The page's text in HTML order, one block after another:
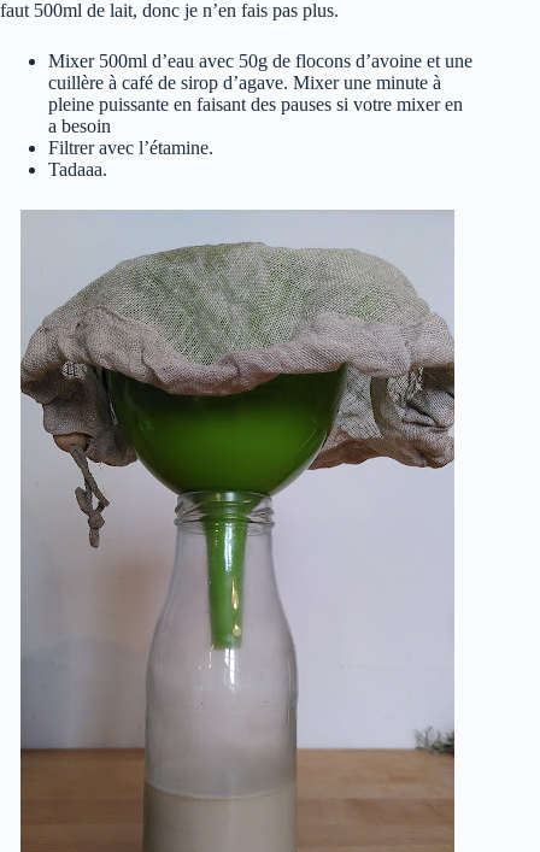
faut 500ml de lait, donc je n’en fais pas plus.
Mixer 500ml d’eau avec 50g de flocons d’avoine et une
cuillère à café de sirop d’agave. Mixer une minute à
pleine puissante en faisant des pauses si votre mixer en
a besoin
Filtrer avec l’étamine.
Tadaaa.